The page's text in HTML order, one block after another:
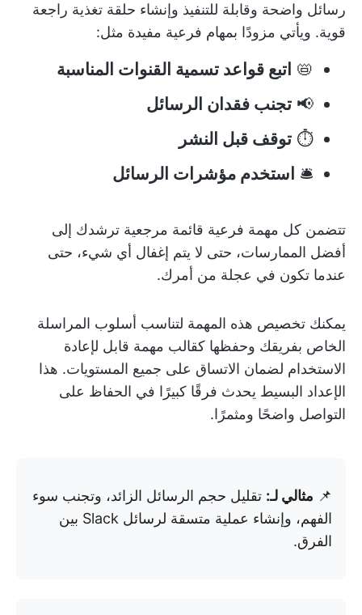
رسائل واضحة وقابلة للتنفيذ وإنشاء حلقة تغذية راجعة
قوية. ويأتي مزودًا بمهام فرعية مفيدة مثل:
📛 اتبع قواعد تسمية القنوات المناسبة
📢 تجنب فقدان الرسائل
⏱️ توقف قبل النشر
🛎️ استخدم مؤشرات الرسائل
تتضمن كل مهمة فرعية قائمة مرجعية ترشدك إلى
أفضل الممارسات، حتى لا يتم إغفال أي شيء، حتى
عندما تكون في عجلة من أمرك.
يمكنك تخصيص هذه المهمة لتناسب أسلوب المراسلة
الخاص بفريقك وحفظها كقالب مهمة قابل لإعادة
الاستخدام لضمان الاتساق على جميع المستويات. هذا
الإعداد البسيط يحدث فرقًا كبيرًا في الحفاظ على
التواصل واضحًا ومثمرًا.
📌 مثالي لـ: تقليل حجم الرسائل الزائد، وتجنب سوء
الفهم، وإنشاء عملية متسقة لرسائل Slack بين
الفرق.